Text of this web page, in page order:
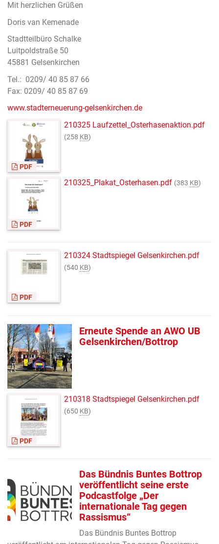
Mit herzlichen Grüßen
Doris van Kemenade
Stadtteilbüro Schalke
Luitpoldstraße 50
45881 Gelsenkirchen
Tel.: 0209/ 40 85 87 66
Fax: 0209/ 40 85 87 69
www.stadterneuerung-gelsenkirchen.de
PDF
210325 Laufzettel_Osterhasenaktion.pdf
(258 KB)
PDF
210325_Plakat_Osterhasen.pdf (383 KB)
PDF
210324 Stadtspiegel Gelsenkirchen.pdf
(540 KB)
Erneute Spende an AWO UB
Gelsenkirchen/Bottrop
PDF
210318 Stadtspiegel Gelsenkirchen.pdf
(650 KB)
Das Bündnis Buntes Bottrop
veröffentlicht seine erste
Podcastfolge „Der
internationale Tag gegen
Rassismus“
Das Bündnis Buntes Bottrop